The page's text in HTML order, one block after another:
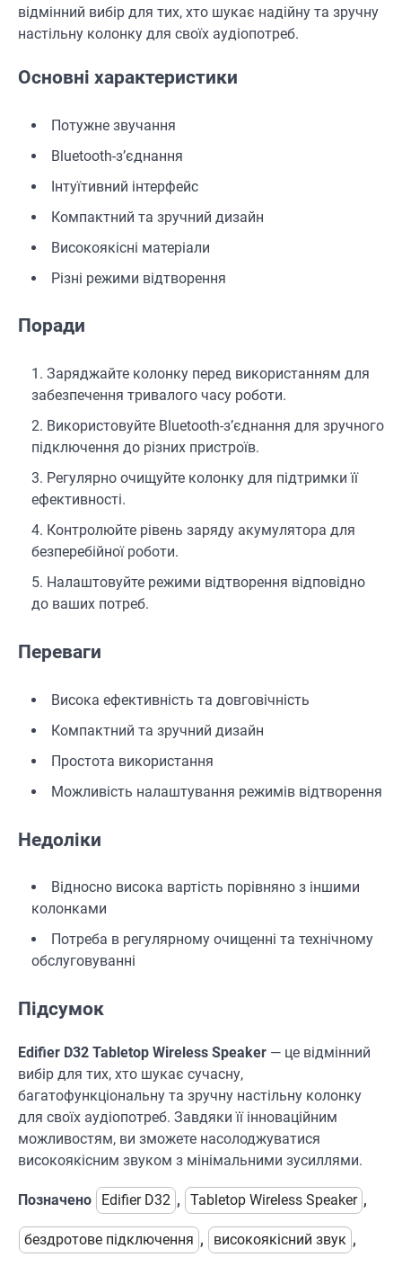
відмінний вибір для тих, хто шукає надійну та зручну
настільну колонку для своїх аудіопотреб.
Основні характеристики
Потужне звучання
Bluetooth-з’єднання
Інтуїтивний інтерфейс
Компактний та зручний дизайн
Високоякісні матеріали
Різні режими відтворення
Поради
Заряджайте колонку перед використанням для
забезпечення тривалого часу роботи.
Використовуйте Bluetooth-з’єднання для зручного
підключення до різних пристроїв.
Регулярно очищуйте колонку для підтримки її
ефективності.
Контролюйте рівень заряду акумулятора для
безперебійної роботи.
Налаштовуйте режими відтворення відповідно
до ваших потреб.
Переваги
Висока ефективність та довговічність
Компактний та зручний дизайн
Простота використання
Можливість налаштування режимів відтворення
Недоліки
Відносно висока вартість порівняно з іншими
колонками
Потреба в регулярному очищенні та технічному
обслуговуванні
Підсумок
Edifier D32 Tabletop Wireless Speaker — це відмінний
вибір для тих, хто шукає сучасну,
багатофункціональну та зручну настільну колонку
для своїх аудіопотреб. Завдяки її інноваційним
можливостям, ви зможете насолоджуватися
високоякісним звуком з мінімальними зусиллями.
Позначено Edifier D32 , Tabletop Wireless Speaker ,
бездротове підключення , високоякісний звук ,